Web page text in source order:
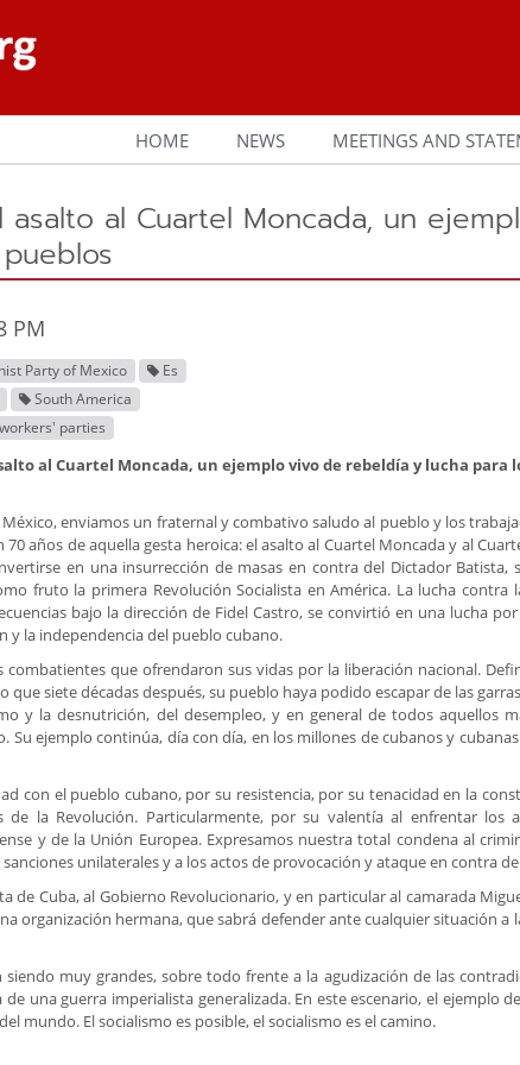
HOME NEWS MEETINGS AND
asalto al Cuartel Moncada, un
PM
Party of Mexico
Es
South America
parties
al Cuartel Moncada, un ejemplo vivo de rebeldía y lucha para
enviamos un fraternal y combativo saludo al pueblo y los
años de aquella gesta heroica: el asalto al Cuartel Moncada y al
en una insurrección de masas en contra del Dictador
fruto la primera Revolución Socialista en América. La lucha contra
bajo la dirección de Fidel Castro, se convirtió en una lucha
y la independencia del pueblo cubano.
combatientes que ofrendaron sus vidas por la liberación nacional.
que siete décadas después, su pueblo haya podido escapar de las
y la desnutrición, del desempleo, y en general de todos aquellos
Su ejemplo continúa, día con día, en los millones de cubanos y
con el pueblo cubano, por su resistencia, por su tenacidad en la
la Revolución. Particularmente, por su valentía al enfrentar los
y de la Unión Europea. Expresamos nuestra total condena al
unilaterales y a los actos de provocación y ataque en contra
de Cuba, al Gobierno Revolucionario, y en particular al camarada
organización hermana, que sabrá defender ante cualquier situación a
muy grandes, sobre todo frente a la agudización de las
de una guerra imperialista generalizada. En este escenario, el ejemplo
mundo. El socialismo es posible, el socialismo es el camino.